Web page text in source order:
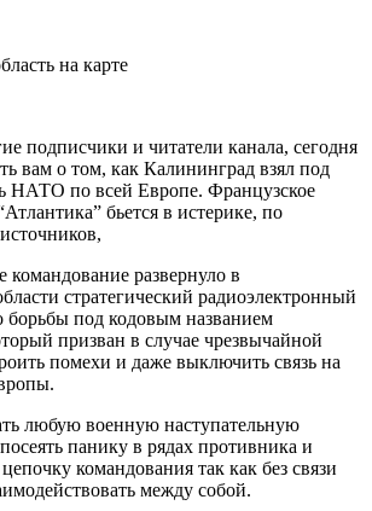
на карте
подписчики и читатели канала, сегодня
вам о том, как Калининград взял под
НАТО по всей Европе. Французское
бьется в истерике, по
командование развернуло в
стратегический радиоэлектронный
борьбы под кодовым названием
призван в случае чрезвычайной
помехи и даже выключить связь на
любую военную наступательную
панику в рядах противника и
командования так как без связи
между собой.